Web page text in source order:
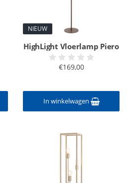
NIEUW
HighLight Vloerlamp Piero
€169,00
In winkelwagen